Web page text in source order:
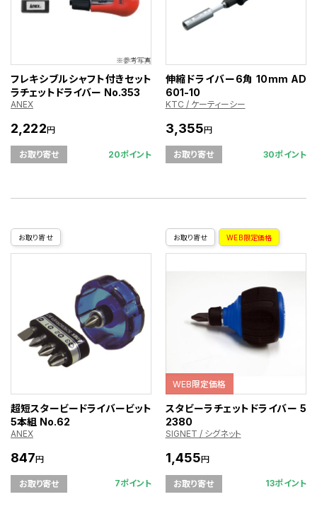
フレキシブルシャフト付きセット
ラチェットドライバー No.353
ANEX
2,222円
お取り寄せ 20ポイント
伸縮ドライバー6角 10mm AD
601-10
KTC / ケーティーシー
3,355円
お取り寄せ 30ポイント
お取り寄せ
超短スタービードライバービット
5本組 No.62
ANEX
847円
お取り寄せ 7ポイント
お取り寄せ WEB限定価格
WEB限定価格
スタビーラチェットドライバー 5
2380
SIGNET / シグネット
1,455円
お取り寄せ 13ポイント